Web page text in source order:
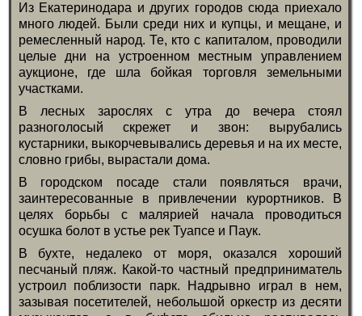
Из Екатеринодара и других городов сюда приехало
много людей. Были среди них и купцы, и мещане, и
ремесленный народ. Те, кто с капиталом, проводили
целые дни на устроенном местным управлением
аукционе, где шла бойкая торговля земельными
участками.
В лесных зарослях с утра до вечера стоял
разноголосый скрежет и звон: вырубались
кустарники, выкорчевывались деревья и на их месте,
словно грибы, вырастали дома.
В городском посаде стали появляться врачи,
заинтересованные в привлечении курортников. В
целях борьбы с малярией начала проводиться
осушка болот в устье рек Туапсе и Паук.
В бухте, недалеко от моря, оказался хороший
песчаный пляж. Какой-то частный предприниматель
устроил поблизости парк. Надрывно играл в нем,
зазывая посетителей, небольшой оркестр из десяти